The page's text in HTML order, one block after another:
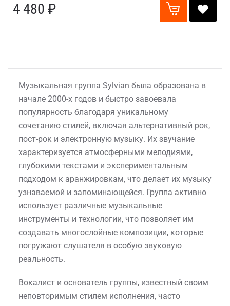
4 480 ₽
Музыкальная группа Sylvian была образована в
начале 2000-х годов и быстро завоевала
популярность благодаря уникальному
сочетанию стилей, включая альтернативный рок,
пост-рок и электронную музыку. Их звучание
характеризуется атмосферными мелодиями,
глубокими текстами и экспериментальным
подходом к аранжировкам, что делает их музыку
узнаваемой и запоминающейся. Группа активно
использует различные музыкальные
инструменты и технологии, что позволяет им
создавать многослойные композиции, которые
погружают слушателя в особую звуковую
реальность.
Вокалист и основатель группы, известный своим
неповторимым стилем исполнения, часто